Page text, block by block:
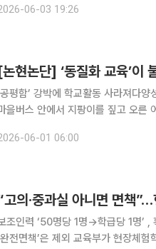
동 출구조사 결과 정 후보는
06-03 19:26
현논단] ‘동질화 교육’이
공평함’ 강박에 학교활동 사라져다
을버스 안에서 지팡이를 짚고 오른
는 경우가 늘고 있다. 우리는 남의
06-01 06:00
고의·중과실 아니면 면책
조인력 ‘50명당 1명→학급당 1명’
책’은 제외 교육부가 현장체험학습 중 발생한 안전사고와 관련해 고의·중과실이 아닌 경우